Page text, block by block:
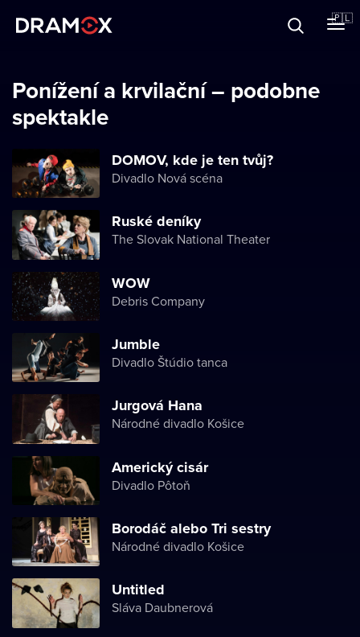
🇵🇱
Zarejestruj się
Ponížení a krvilační – podobne
spektakle
DOMOV, kde je ten tvůj?
Divadlo Nová scéna
Ruské deníky
The Slovak National Theater
WOW
Debris Company
Jumble
Divadlo Štúdio tanca
Jurgová Hana
Národné divadlo Košice
Americký cisár
Divadlo Pôtoň
Borodáč alebo Tri sestry
Národné divadlo Košice
Untitled
Sláva Daubnerová